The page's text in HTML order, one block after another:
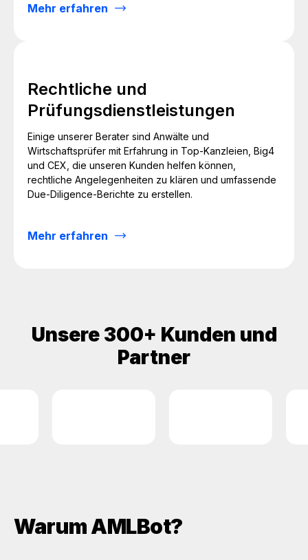
Mehr erfahren
Rechtliche und
Prüfungsdienstleistungen
Einige unserer Berater sind Anwälte und
Wirtschaftsprüfer mit Erfahrung in Top-Kanzleien, Big4
und CEX, die unseren Kunden helfen können,
rechtliche Angelegenheiten zu klären und umfassende
Due-Diligence-Berichte zu erstellen.
Mehr erfahren
Unsere 300+ Kunden und
Partner
Warum AMLBot?